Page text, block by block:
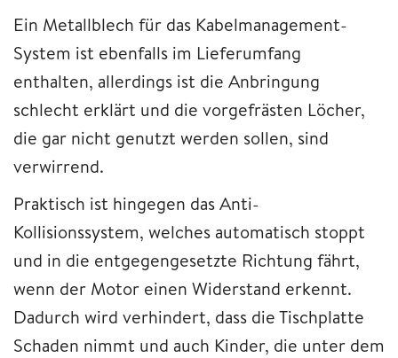
Ein Metallblech für das Kabelmanagement-
System ist ebenfalls im Lieferumfang
enthalten, allerdings ist die Anbringung
schlecht erklärt und die vorgefrästen Löcher,
die gar nicht genutzt werden sollen, sind
verwirrend.
Praktisch ist hingegen das Anti-
Kollisionssystem, welches automatisch stoppt
und in die entgegengesetzte Richtung fährt,
wenn der Motor einen Widerstand erkennt.
Dadurch wird verhindert, dass die Tischplatte
Schaden nimmt und auch Kinder, die unter dem